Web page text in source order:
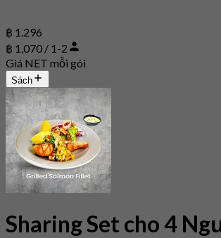
฿ 1.296
฿ 1,070 / 1-2
Giá NET mỗi gói
Sách
Sharing Set cho 4